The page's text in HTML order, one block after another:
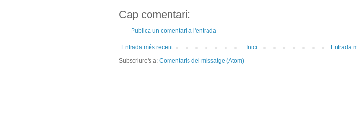
Cap comentari:
Publica un comentari a l'entrada
Entrada més recent Entrada
Inici
Subscriure's a: Comentaris del missatge (Atom)